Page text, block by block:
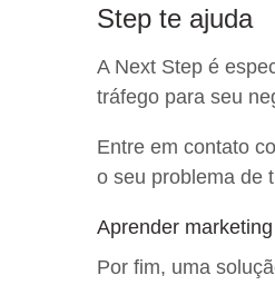
Step te ajuda
A Next Step é
tráfego para seu
Entre em contato
o seu problema de
Aprender
Por fim, uma